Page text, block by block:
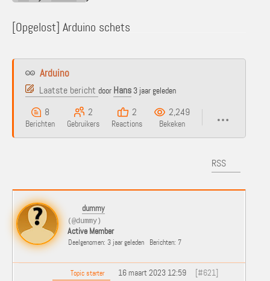
[Opgelost] Arduino schets
Arduino
Laatste bericht door Hans 3 jaar geleden
8
Berichten
2
Gebruikers
2
Reactions
2,249
Bekeken
RSS
dummy
(@dummy)
Active Member
Deelgenomen: 3 jaar geleden Berichten: 7
Topic starter 16 maart 2023 12:59 [#621]